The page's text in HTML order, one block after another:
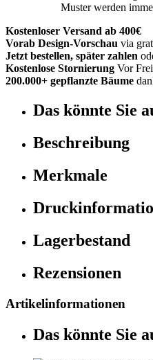
Muster werden
Kostenloser Versand ab 400€
Vorab Design-Vorschau via
Jetzt bestellen, später zahlen
Kostenlose Stornierung Vor
200.000+ gepflanzte Bäume
Das könnte Sie
Beschreibung
Merkmale
Lagerbestand
Rezensionen
Artikelinformationen
Das könnte Sie